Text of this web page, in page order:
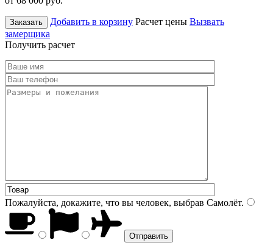
Заказать Добавить в корзину Расчет цены Вызвать
замерщика
Получить расчет
Пожалуйста, докажите, что вы человек, выбрав Самолёт.